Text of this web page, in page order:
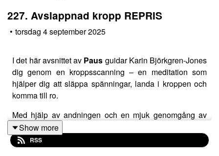
227. Avslappnad kropp REPRIS
• torsdag 4 september 2025
I det här avsnittet av Paus guidar Karin Björkgren-Jones
dig genom en kroppsscanning – en meditation som
hjälper dig att släppa spänningar, landa i kroppen och
komma till ro.
Med hjälp av andningen och en mjuk genomgång av
kroppens alla delar får du möjlighet att stilla sinnet och
låta kroppen vila fullt ut. Det är en stund för
återhämtning, en paus där du bara kan vara, helt
Show more
RSS